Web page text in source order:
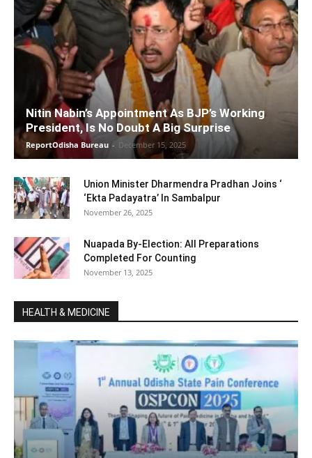
Nitin Nabin’s Appointment As BJP’s Working
President, Is No Doubt A Big Surprise
ReportOdisha Bureau - December 15, 2025
Union Minister Dharmendra Pradhan Joins ‘
‘Ekta Padayatra’ In Sambalpur
November 26, 2025
Nuapada By-Election: All Preparations
Completed For Counting
November 13, 2025
HEALTH & MEDICINE